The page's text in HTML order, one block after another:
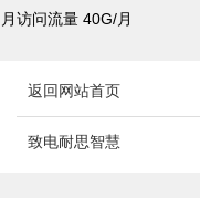
月访问流量 40G/月
返回网站首页
致电耐思智慧